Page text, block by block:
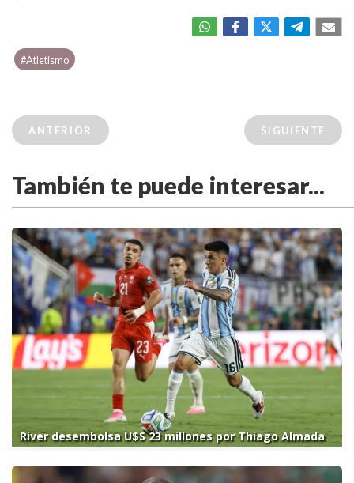
#Atletismo
ANTERIOR SIGUIENTE
También te puede interesar...
River desembolsa U$S 23 millones por Thiago Almada